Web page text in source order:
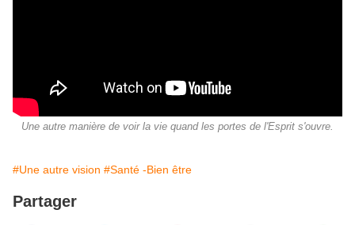
Une autre manière de voir la vie quand les portes de l'Esprit s'ouvre.
#Une autre vision #Santé -Bien être
Partager